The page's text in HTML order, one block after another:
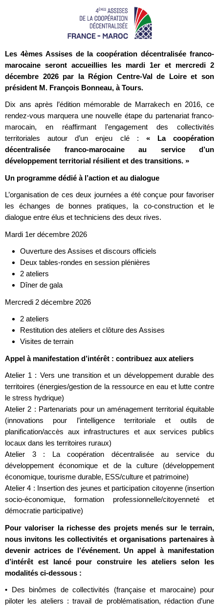
Les 4èmes Assises de la coopération décentralisée franco-
marocaine seront accueillies les mardi 1er et mercredi 2
décembre 2026 par la Région Centre-Val de Loire et son
président M. François Bonneau, à Tours.
Dix ans après l’édition mémorable de Marrakech en 2016, ce
rendez-vous marquera une nouvelle étape du partenariat franco-
marocain, en réaffirmant l’engagement des collectivités
territoriales autour d’un enjeu clé : « La coopération
décentralisée franco-marocaine au service d’un
développement territorial résilient et des transitions. »
Un programme dédié à l’action et au dialogue
L’organisation de ces deux journées a été conçue pour favoriser
les échanges de bonnes pratiques, la co-construction et le
dialogue entre élus et techniciens des deux rives.
Mardi 1er décembre 2026
Ouverture des Assises et discours officiels
Deux tables-rondes en session plénières
2 ateliers
Dîner de gala
Mercredi 2 décembre 2026
2 ateliers
Restitution des ateliers et clôture des Assises
Visites de terrain
Appel à manifestation d’intérêt : contribuez aux ateliers
Atelier 1 : Vers une transition et un développement durable des
territoires (énergies/gestion de la ressource en eau et lutte contre
le stress hydrique)
Atelier 2 : Partenariats pour un aménagement territorial équitable
(innovations pour l’intelligence territoriale et outils de
planification/accès aux infrastructures et aux services publics
locaux dans les territoires ruraux)
Atelier 3 : La coopération décentralisée au service du
développement économique et de la culture (développement
économique, tourisme durable, ESS/culture et patrimoine)
Atelier 4 : Insertion des jeunes et participation citoyenne (insertion
socio-économique, formation professionnelle/citoyenneté et
démocratie participative)
Pour valoriser la richesse des projets menés sur le terrain,
nous invitons les collectivités et organisations partenaires à
devenir actrices de l’événement. Un appel à manifestation
d’intérêt est lancé pour construire les ateliers selon les
modalités ci-dessous :
• Des binômes de collectivités (française et marocaine) pour
piloter les ateliers : travail de problématisation, rédaction d’une